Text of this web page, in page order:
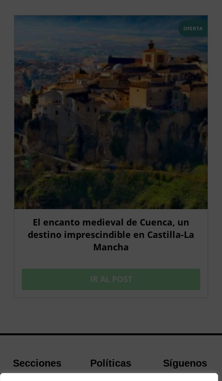
OFERTA
El encanto medieval de Cuenca, un
destino imprescindible en Castilla-La
Mancha
IR AL POST
Secciones Políticas Síguenos